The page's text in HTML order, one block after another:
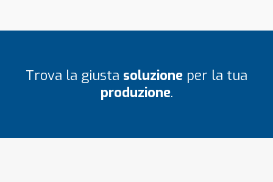
Trova la giusta soluzione per la tua
produzione.